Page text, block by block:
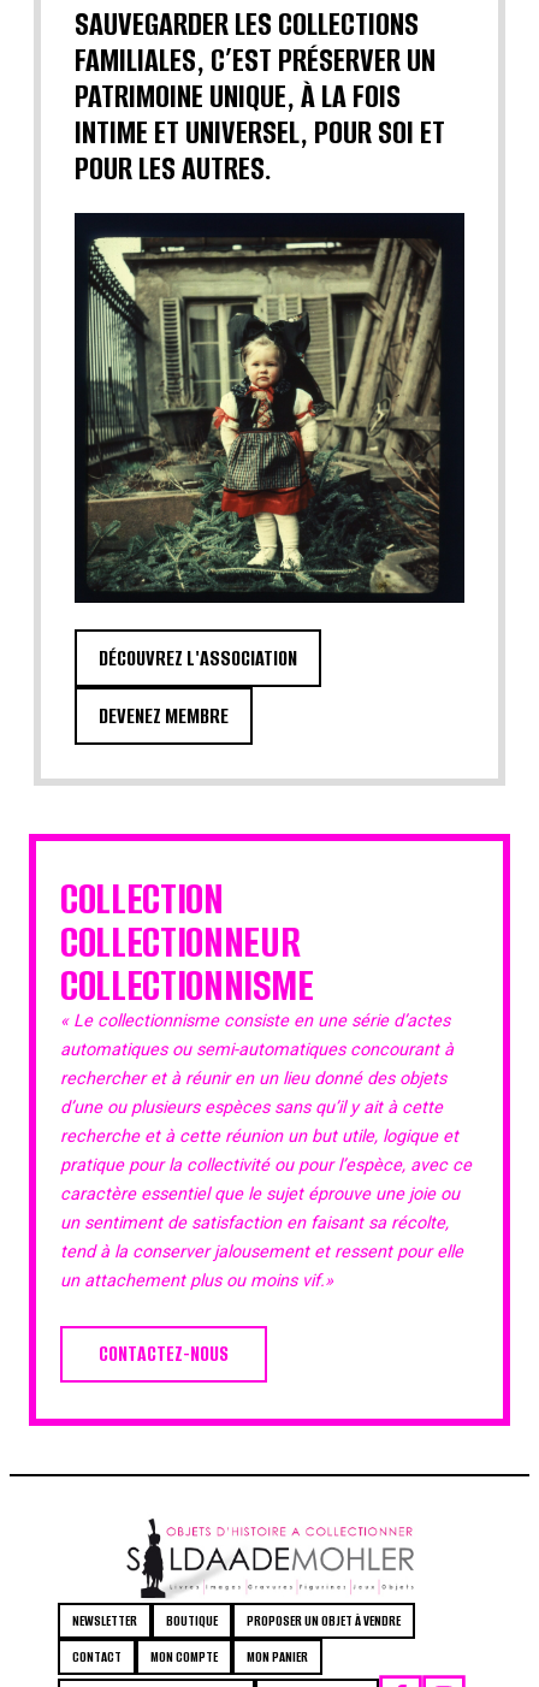
SAUVEGARDER LES COLLECTIONS
FAMILIALES, C’EST PRÉSERVER UN
PATRIMOINE UNIQUE, À LA FOIS
INTIME ET UNIVERSEL, POUR SOI ET
POUR LES AUTRES.
DÉCOUVREZ L'ASSOCIATION
DEVENEZ MEMBRE
COLLECTION
COLLECTIONNEUR
COLLECTIONNISME
« Le collectionnisme consiste en une série d’actes
automatiques ou semi-automatiques concourant à
rechercher et à réunir en un lieu donné des objets
d’une ou plusieurs espèces sans qu’il y ait à cette
recherche et à cette réunion un but utile, logique et
pratique pour la collectivité ou pour l’espèce, avec ce
caractère essentiel que le sujet éprouve une joie ou
un sentiment de satisfaction en faisant sa récolte,
tend à la conserver jalousement et ressent pour elle
un attachement plus ou moins vif.»
CONTACTEZ-NOUS
NEWSLETTER BOUTIQUE
PROPOSER UN OBJET À VENDRE
CONTACT
MON COMPTE MON PANIER